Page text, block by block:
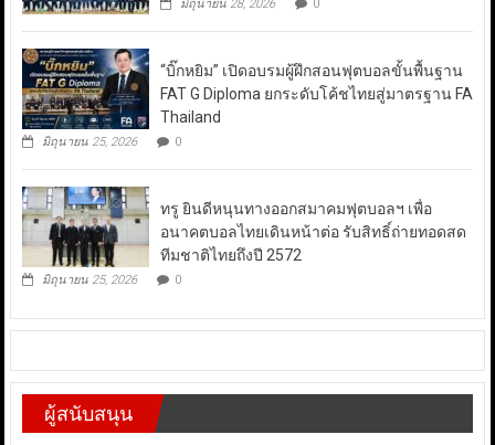
มิถุนายน 28, 2026 0
“บิ๊กหยิม” เปิดอบรมผู้ฝึกสอนฟุตบอลขั้นพื้นฐาน
FAT G Diploma ยกระดับโค้ชไทยสู่มาตรฐาน FA
Thailand
มิถุนายน 25, 2026 0
ทรู ยินดีหนุนทางออกสมาคมฟุตบอลฯ เพื่อ
อนาคตบอลไทยเดินหน้าต่อ รับสิทธิ์ถ่ายทอดสด
ทีมชาติไทยถึงปี 2572
มิถุนายน 25, 2026 0
ผู้สนับสนุน